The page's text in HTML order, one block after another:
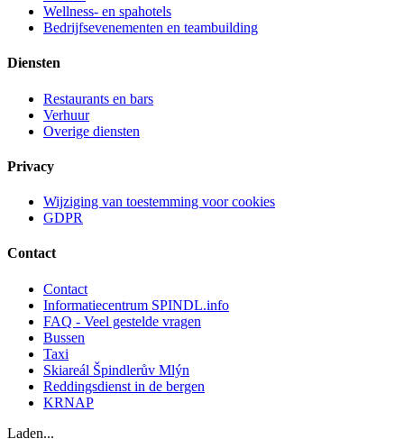
Wellness- en spahotels
Bedrijfsevenementen en teambuilding
Diensten
Restaurants en bars
Verhuur
Overige diensten
Privacy
Wijziging van toestemming voor cookies
GDPR
Contact
Contact
Informatiecentrum SPINDL.info
FAQ - Veel gestelde vragen
Bussen
Taxi
Skiareál Špindlerův Mlýn
Reddingsdienst in de bergen
KRNAP
Laden...